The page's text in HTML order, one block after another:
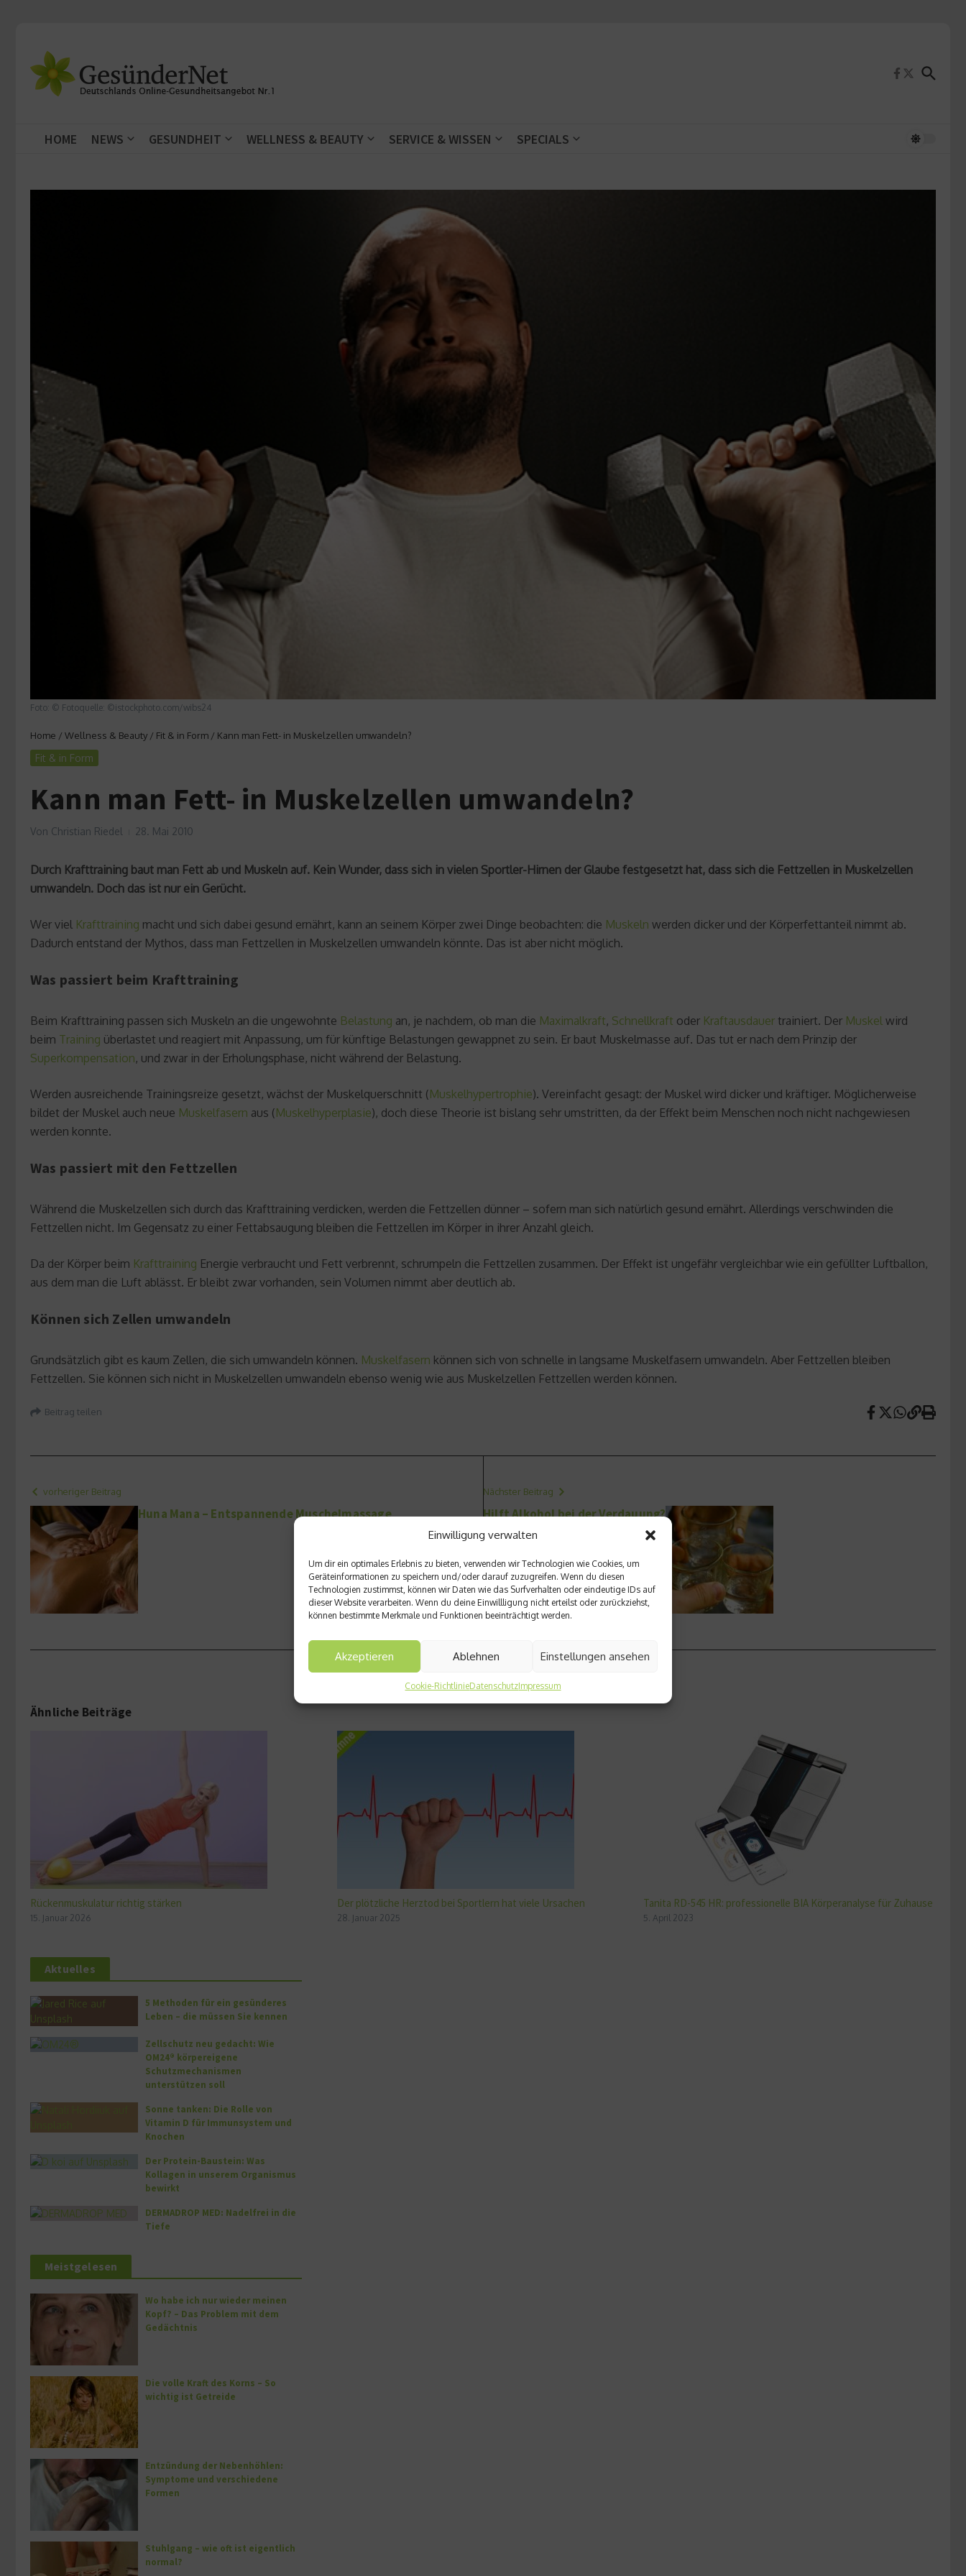
Einwilligung verwalten
Um dir ein optimales Erlebnis zu bieten, verwenden wir Technologien wie Cookies, um
Geräteinformationen zu speichern und/oder darauf zuzugreifen. Wenn du diesen
Technologien zustimmst, können wir Daten wie das Surfverhalten oder eindeutige IDs auf
dieser Website verarbeiten. Wenn du deine Einwillligung nicht erteilst oder zurückziehst,
können bestimmte Merkmale und Funktionen beeinträchtigt werden.
Akzeptieren Ablehnen Einstellungen ansehen
Cookie-RichtlinieDatenschutzImpressum
HOME NEWS GESUNDHEIT WELLNESS & BEAUTY SERVICE & WISSEN SPECIALS
Foto: © Fotoquelle: ©istockphoto.com/wibs24
Home / Wellness & Beauty / Fit & in Form / Kann man Fett- in Muskelzellen umwandeln?
Fit & in Form
Kann man Fett- in Muskelzellen umwandeln?
Von Christian Riedel 28. Mai 2010
Durch Krafttraining baut man Fett ab und Muskeln auf. Kein Wunder, dass sich in vielen Sportler-Hirnen der Glaube festgesetzt hat, dass sich die Fettzellen in Muskelzellen
umwandeln. Doch das ist nur ein Gerücht.
Wer viel Krafttraining macht und sich dabei gesund ernährt, kann an seinem Körper zwei Dinge beobachten: die Muskeln werden dicker und der Körperfettanteil nimmt ab.
Dadurch entstand der Mythos, dass man Fettzellen in Muskelzellen umwandeln könnte. Das ist aber nicht möglich.
Was passiert beim Krafttraining
Beim Krafttraining passen sich Muskeln an die ungewohnte Belastung an, je nachdem, ob man die Maximalkraft, Schnellkraft oder Kraftausdauer trainiert. Der Muskel wird
beim Training überlastet und reagiert mit Anpassung, um für künftige Belastungen gewappnet zu sein. Er baut Muskelmasse auf. Das tut er nach dem Prinzip der
Superkompensation, und zwar in der Erholungsphase, nicht während der Belastung.
Werden ausreichende Trainingsreize gesetzt, wächst der Muskelquerschnitt (Muskelhypertrophie). Vereinfacht gesagt: der Muskel wird dicker und kräftiger. Möglicherweise
bildet der Muskel auch neue Muskelfasern aus (Muskelhyperplasie), doch diese Theorie ist bislang sehr umstritten, da der Effekt beim Menschen noch nicht nachgewiesen
werden konnte.
Was passiert mit den Fettzellen
Während die Muskelzellen sich durch das Krafttraining verdicken, werden die Fettzellen dünner – sofern man sich natürlich gesund ernährt. Allerdings verschwinden die
Fettzellen nicht. Im Gegensatz zu einer Fettabsaugung bleiben die Fettzellen im Körper in ihrer Anzahl gleich.
Da der Körper beim Krafttraining Energie verbraucht und Fett verbrennt, schrumpeln die Fettzellen zusammen. Der Effekt ist ungefähr vergleichbar wie ein gefüllter Luftballon,
aus dem man die Luft ablässt. Er bleibt zwar vorhanden, sein Volumen nimmt aber deutlich ab.
Können sich Zellen umwandeln
Grundsätzlich gibt es kaum Zellen, die sich umwandeln können. Muskelfasern können sich von schnelle in langsame Muskelfasern umwandeln. Aber Fettzellen bleiben
Fettzellen. Sie können sich nicht in Muskelzellen umwandeln ebenso wenig wie aus Muskelzellen Fettzellen werden können.
Beitrag teilen
vorheriger Beitrag
Huna Mana – Entspannende Muschelmassage
Nächster Beitrag
Hilft Alkohol bei der Verdauung?
Ähnliche Beiträge
Rückenmuskulatur richtig stärken
15. Januar 2026
Der plötzliche Herztod bei Sportlern hat viele Ursachen
28. Januar 2025
Tanita RD-545 HR: professionelle BIA Körperanalyse für Zuhause
5. April 2023
Aktuelles
5 Methoden für ein gesünderes
Leben – die müssen Sie kennen
Zellschutz neu gedacht: Wie
OM24® körpereigene
Schutzmechanismen
unterstützen soll
Sonne tanken: Die Rolle von
Vitamin D für Immunsystem und
Knochen
Der Protein-Baustein: Was
Kollagen in unserem Organismus
bewirkt
DERMADROP MED: Nadelfrei in die
Tiefe
Meistgelesen
Wo habe ich nur wieder meinen
Kopf? – Das Problem mit dem
Gedächtnis
Die volle Kraft des Korns – So
wichtig ist Getreide
Entzündung der Nebenhöhlen:
Symptome und verschiedene
Formen
Stuhlgang – wie oft ist eigentlich
normal?